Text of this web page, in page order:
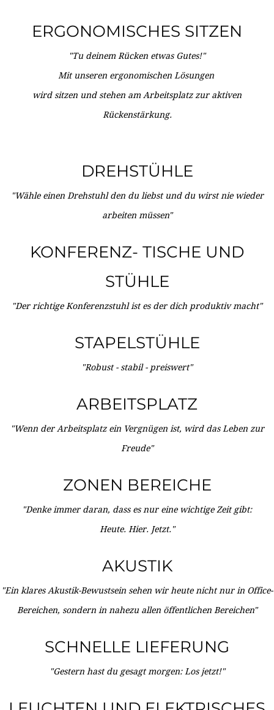
ERGONOMISCHES SITZEN
"Tu deinem Rücken etwas Gutes!"
Mit unseren ergonomischen Lösungen
wird sitzen und stehen am Arbeitsplatz zur aktiven
Rückenstärkung.
DREHSTÜHLE
"Wähle einen Drehstuhl den du liebst und du wirst nie wieder
arbeiten müssen"
KONFERENZ- TISCHE UND
STÜHLE
"Der richtige Konferenzstuhl ist es der dich produktiv macht"
STAPELSTÜHLE
"Robust - stabil - preiswert"
ARBEITSPLATZ
"Wenn der Arbeitsplatz ein Vergnügen ist, wird das Leben zur
Freude"
ZONEN BEREICHE
"Denke immer daran, dass es nur eine wichtige Zeit gibt:
Heute. Hier. Jetzt."
AKUSTIK
"Ein klares Akustik-Bewustsein sehen wir heute nicht nur in Office-
Bereichen, sondern in nahezu allen öffentlichen Bereichen"
SCHNELLE LIEFERUNG
"Gestern hast du gesagt morgen: Los jetzt!"